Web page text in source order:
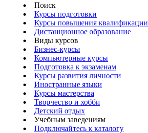
Поиск
Курсы подготовки
Курсы повышения квалификации
Дистанционное образование
Виды курсов
Бизнес-курсы
Компьютерные курсы
Подготовка к экзаменам
Курсы развития личности
Иностранные языки
Курсы мастерства
Творчество и хобби
Детский отдых
Учебным заведениям
Подключайтесь к каталогу